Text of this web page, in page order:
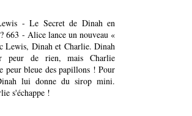
- Le Secret de Dinah en
663 - Alice lance un nouveau «
Lewis, Dinah et Charlie. Dinah
peur de rien, mais Charlie
peur bleue des papillons ! Pour
lui donne du sirop mini.
s'échappe !